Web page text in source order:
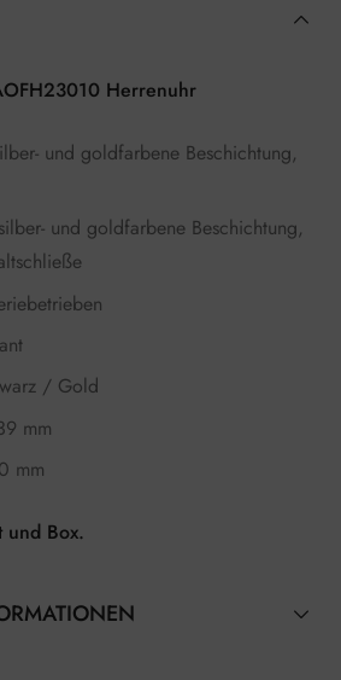
Herrenuhr
und goldfarbene Beschichtung,
und goldfarbene Beschichtung,
/ Gold
mm
mm
und Box.